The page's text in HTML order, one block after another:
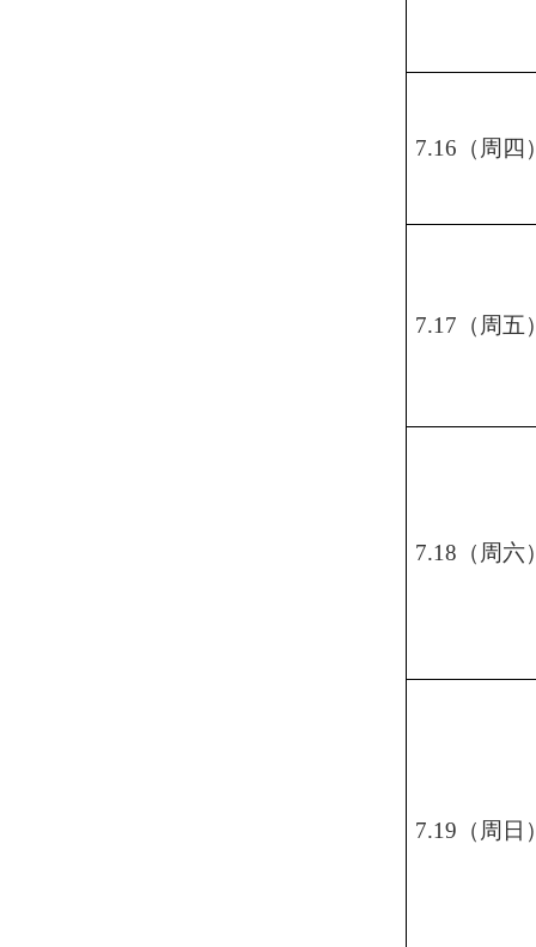
7.16（周四
7.17（周五
7.18（周六
7.19（周日